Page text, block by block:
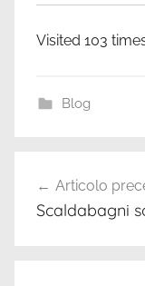
Visited 103
Blog
articoli
Articolo
Scaldabagni